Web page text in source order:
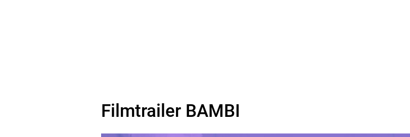
Filmtrailer BAMBI